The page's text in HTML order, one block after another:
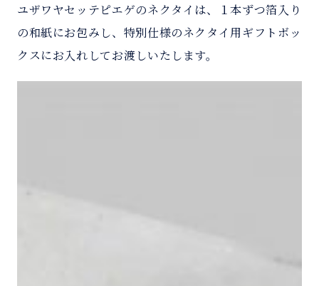
ユザワヤセッテピエゲのネクタイは、１本ずつ箔入り
の和紙にお包みし、特別仕様のネクタイ用ギフトボッ
クスにお入れしてお渡しいたします。